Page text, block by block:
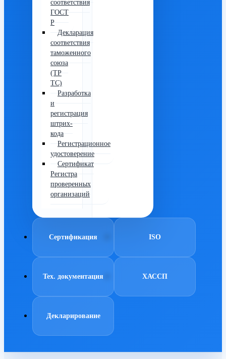
соответствия
ГОСТ
Р
Декларация
соответствия
таможенного
союза
(ТР
ТС)
Разработка
и
регистрация
штрих-
кода
Регистрационное
удостоверение
Сертификат
Регистра
проверенных
организаций
Сертификация ISO
Тех. документация ХАССП
Декларирование